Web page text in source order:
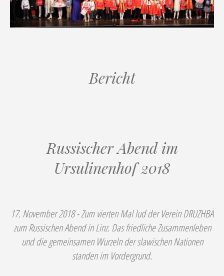
Bericht
Russischer Abend im
Ursulinenhof 2018
17. November 2018 - Zum vierten Mal lud der Verein DRUZHBA
zum Russischen Abend in Linz. Das friedliche Zusammenleben
und die gemeinsamen Wurzeln der slawischen Nationen
standen im Vordergrund.